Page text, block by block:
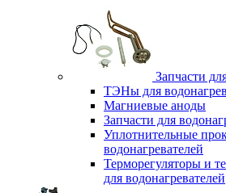
Запчасти
ТЭНы для
Магниевые аноды
Запчасти для
Уплотнительные
водонагревателей
Терморегуляторы и
для водонагревателей